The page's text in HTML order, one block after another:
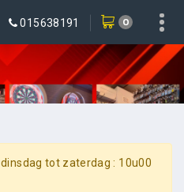
015638191 0
tot zaterdag : 10u00